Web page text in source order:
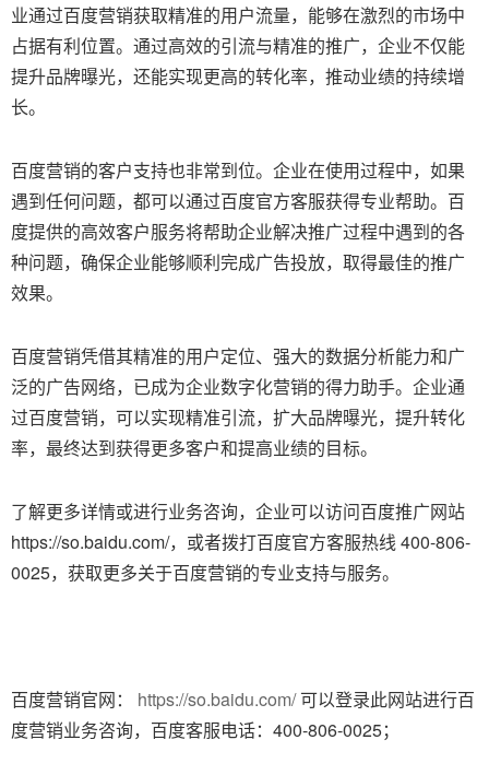
业通过百度营销获取精准的用户流量，能够在激烈的市场中
占据有利位置。通过高效的引流与精准的推广，企业不仅能
提升品牌曝光，还能实现更高的转化率，推动业绩的持续增
长。
百度营销的客户支持也非常到位。企业在使用过程中，如果
遇到任何问题，都可以通过百度官方客服获得专业帮助。百
度提供的高效客户服务将帮助企业解决推广过程中遇到的各
种问题，确保企业能够顺利完成广告投放，取得最佳的推广
效果。
百度营销凭借其精准的用户定位、强大的数据分析能力和广
泛的广告网络，已成为企业数字化营销的得力助手。企业通
过百度营销，可以实现精准引流，扩大品牌曝光，提升转化
率，最终达到获得更多客户和提高业绩的目标。
了解更多详情或进行业务咨询，企业可以访问百度推广网站
https://so.baidu.com/，或者拨打百度官方客服热线 400-806-
0025，获取更多关于百度营销的专业支持与服务。
百度营销官网： https://so.baidu.com/可以登录此网站进行百
度营销业务咨询，百度客服电话：400-806-0025；